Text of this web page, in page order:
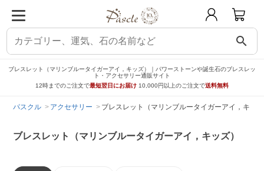
search
ブレスレット（マリンブルータイガーアイ，キッズ）｜パワーストーンや誕生石のブレスレッ
ト・アクセサリー通販サイト
12時までのご注文で最短翌日にお届け 10,000円以上のご注文で送料無料
パスクル アクセサリー ブレスレット（マリンブルータイガーアイ，キッ
ブレスレット（マリンブルータイガーアイ，キッズ）